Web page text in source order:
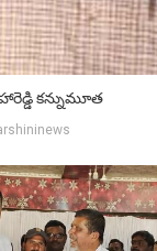
కన్నుమూత